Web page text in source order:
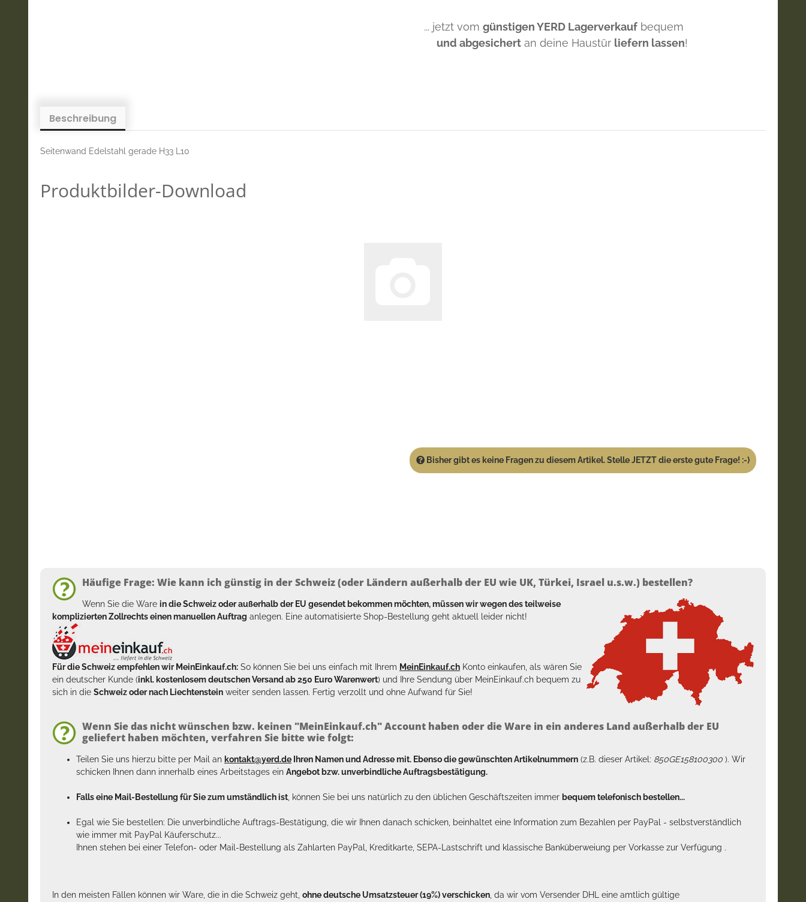
... jetzt vom günstigen YERD Lagerverkauf bequem
und abgesichert an deine Haustür liefern lassen!
Beschreibung
Seitenwand Edelstahl gerade H33 L10
Produktbilder-Download
Bisher gibt es keine Fragen zu diesem Artikel. Stelle JETZT die erste gute Frage! :-)
Häufige Frage: Wie kann ich günstig in der Schweiz (oder Ländern außerhalb der EU wie UK, Türkei, Israel u.s.w.) bestellen?
Wenn Sie die Ware in die Schweiz oder außerhalb der EU gesendet bekommen möchten, müssen wir wegen des teilweise
komplizierten Zollrechts einen manuellen Auftrag anlegen. Eine automatisierte Shop-Bestellung geht aktuell leider nicht!
Für die Schweiz empfehlen wir MeinEinkauf.ch: So können Sie bei uns einfach mit Ihrem MeinEinkauf.ch Konto einkaufen, als wären Sie
ein deutscher Kunde (inkl. kostenlosem deutschen Versand ab 250 Euro Warenwert) und Ihre Sendung über MeinEinkauf.ch bequem zu
sich in die Schweiz oder nach Liechtenstein weiter senden lassen. Fertig verzollt und ohne Aufwand für Sie!
Wenn Sie das nicht wünschen bzw. keinen "MeinEinkauf.ch" Account haben oder die Ware in ein anderes Land außerhalb der EU
geliefert haben möchten, verfahren Sie bitte wie folgt:
Teilen Sie uns hierzu bitte per Mail an kontakt@yerd.de Ihren Namen und Adresse mit. Ebenso die gewünschten Artikelnummern (z.B. dieser Artikel: 850GE158100300 ). Wir
schicken Ihnen dann innerhalb eines Arbeitstages ein Angebot bzw. unverbindliche Auftragsbestätigung.
Falls eine Mail-Bestellung für Sie zum umständlich ist , können Sie bei uns natürlich zu den üblichen Geschäftszeiten immer bequem telefonisch bestellen...
Egal wie Sie bestellen: Die unverbindliche Auftrags-Bestätigung, die wir Ihnen danach schicken, beinhaltet eine Information zum Bezahlen per PayPal - selbstverständlich
wie immer mit PayPal Käuferschutz...
Ihnen stehen bei einer Telefon- oder Mail-Bestellung als Zahlarten PayPal, Kreditkarte, SEPA-Lastschrift und klassische Banküberweiung per Vorkasse zur Verfügung .
In den meisten Fällen können wir Ware, die in die Schweiz geht, ohne deutsche Umsatzsteuer (19%) verschicken , da wir vom Versender DHL eine amtlich gültige